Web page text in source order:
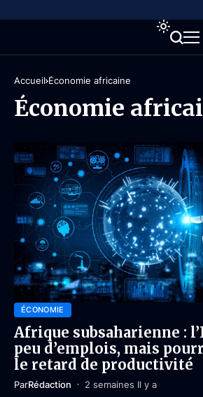
Accueil Économie africaine
Économie
ÉCONOMIE
Afrique subsaharienne :
peu d’emplois, mais
le retard de productivité
ParRédaction 2 semaines Il y a